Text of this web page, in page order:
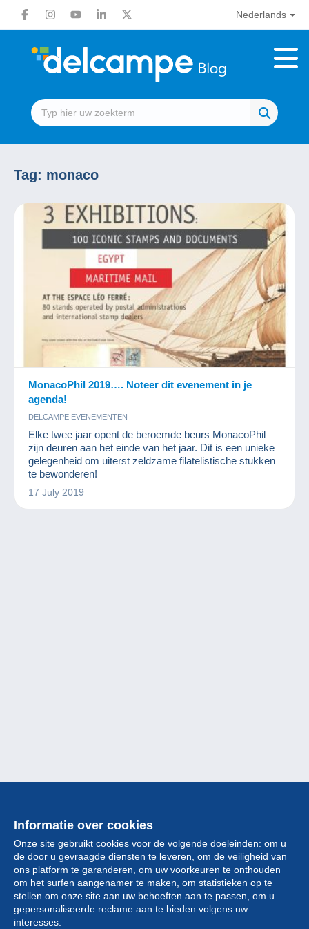
Nederlands
Tag: monaco
MonacoPhil 2019…. Noteer dit evenement in je
agenda!
DELCAMPE EVENEMENTEN
Elke twee jaar opent de beroemde beurs MonacoPhil
zijn deuren aan het einde van het jaar. Dit is een unieke
gelegenheid om uiterst zeldzame filatelistische stukken
te bewonderen!
17 July 2019
Informatie over cookies
Onze site gebruikt cookies voor de volgende doeleinden: om u
de door u gevraagde diensten te leveren, om de veiligheid van
ons platform te garanderen, om uw voorkeuren te onthouden
om het surfen aangenamer te maken, om statistieken op te
stellen om onze site aan uw behoeften aan te passen, om u
gepersonaliseerde reclame aan te bieden volgens uw
interesses.
Collectie